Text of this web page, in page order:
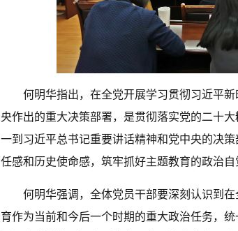
何明华指出，在全党开展学习贯彻习近平
央作出的重大决策部署，是贯彻落实党的二十
一到习近平总书记重要讲话精神和党中央的决
任感和历史使命感，筑牢抓好主题教育的政治自
何明华强调，全体党员干部要深刻认识到
育作为当前和今后一个时期的重大政治任务，